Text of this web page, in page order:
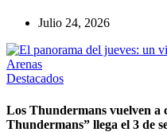
Julio 24, 2026
Destacados
Los Thundermans vuelven a
Thundermans” llega el 3 de